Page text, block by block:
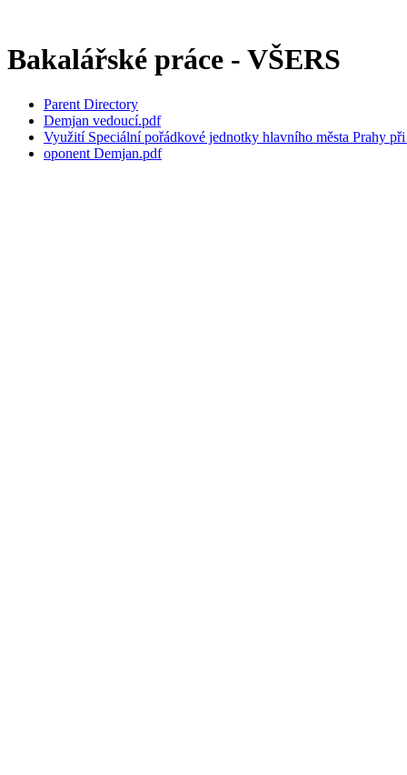
Bakalářské práce - VŠERS
Parent Directory
Demjan vedoucí.pdf
Využití Speciální pořádkové jednotky hlavního města Prahy
oponent Demjan.pdf